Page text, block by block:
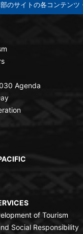
のサイトの各コンテンツ
Agenda
of Tourism
Social Responsibility